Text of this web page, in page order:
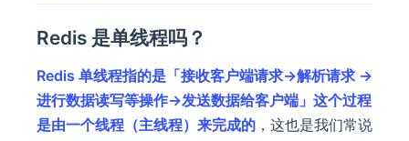
Redis 是单线程吗？
Redis 单线程指的是「接收客户端请求->解析请求 ->
进行数据读写等操作->发送数据给客户端」这个过程
是由一个线程（主线程）来完成的 ，这也是我们常说